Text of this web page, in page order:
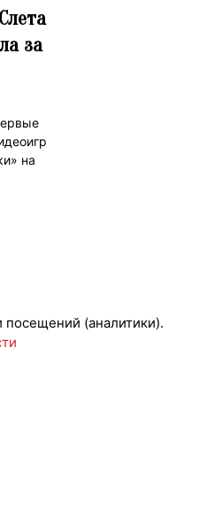
за
на
посещений (аналитики).